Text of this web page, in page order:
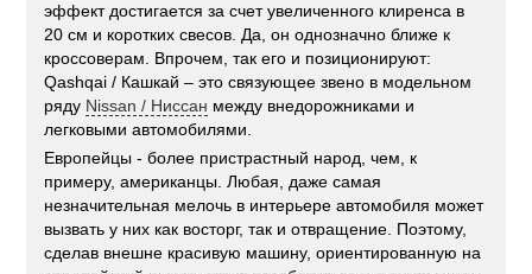
эффект достигается за счет увеличенного клиренса в
20 см и коротких свесов. Да, он однозначно ближе к
кроссоверам. Впрочем, так его и позиционируют:
Qashqai / Кашкай – это связующее звено в модельном
ряду Nissan / Ниссан между внедорожниками и
легковыми автомобилями.
Европейцы - более пристрастный народ, чем, к
примеру, американцы. Любая, даже самая
незначительная мелочь в интерьере автомобиля может
вызвать у них как восторг, так и отвращение. Поэтому,
сделав внешне красивую машину, ориентированную на